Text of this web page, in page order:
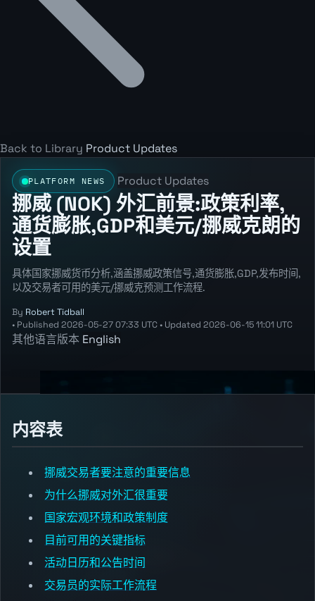
Back to Library Product Updates
PLATFORM NEWS Product Updates
挪威 (NOK) 外汇前景:政策利率,
通货膨胀,GDP和美元/挪威克朗的
设置
具体国家挪威货币分析,涵盖挪威政策信号,通货膨胀,GDP,发布时间,
以及交易者可用的美元/挪威克预测工作流程.
By Robert Tidball
• Published 2026-05-27 07:33 UTC • Updated 2026-06-15 11:01 UTC
其他语言版本 English
内容表
挪威交易者要注意的重要信息
为什么挪威对外汇很重要
国家宏观环境和政策制度
目前可用的关键指标
活动日历和公告时间
交易员的实际工作流程